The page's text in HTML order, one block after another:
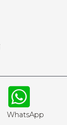
WhatsApp